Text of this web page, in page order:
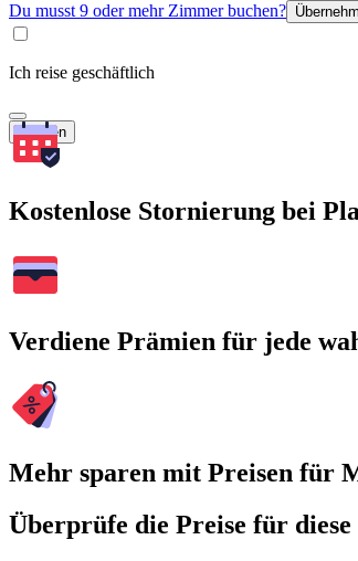
Du musst 9 oder mehr Zimmer buchen?
Ich reise geschäftlich
Suchen
Kostenlose Stornierung bei
Verdiene Prämien für jede
Mehr sparen mit Preisen für
Überprüfe die Preise für diese